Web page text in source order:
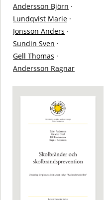
Andersson Björn ·
Lundqvist Marie ·
Jonsson Anders ·
Sundin Sven ·
Gell Thomas ·
Andersson Ragnar